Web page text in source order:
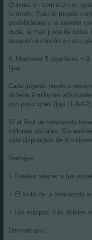
Quieres un comienzo en
tu modo. Todo el mundo
posibilidades y la anterior
duda, la más justa de todas
busquen diversión a corto
4. Mantener 5 jugadores +
fijas
Cada jugador puede
obtiene 9 millones
con posiciones fijas (1-3-4-2).
Si al final de temporada
millones iniciales. Sin
sólo dispondrás de 9
Ventajas:
+ Puedes retener a tus
+ El éxito de la temporada
+ Los equipos más débiles
Desventajas: